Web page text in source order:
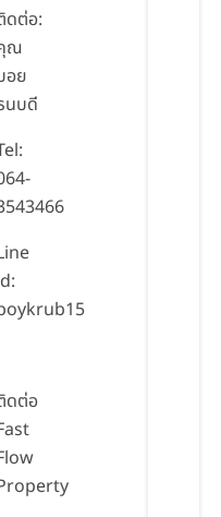
ดต่อ:
ณ
อย
นบดี
ดต่อ